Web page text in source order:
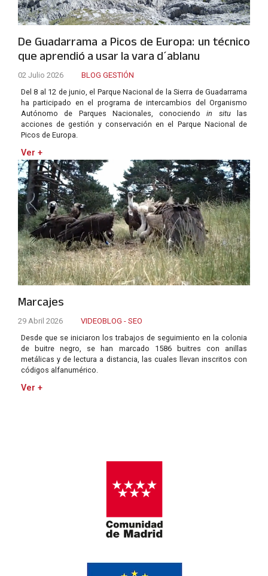
De Guadarrama a Picos de Europa: un técnico
que aprendió a usar la vara d´ablanu
02 Julio 2026
BLOG GESTIÓN
Del 8 al 12 de junio, el Parque Nacional de la Sierra de Guadarrama
ha participado en el programa de intercambios del Organismo
Autónomo de Parques Nacionales, conociendoin situlas
acciones de gestión y conservación en el Parque Nacional de
Picos de Europa.
Ver +
Marcajes
29 Abril 2026
VIDEOBLOG - SEO
Desde que se iniciaron los trabajos de seguimiento en la colonia
de buitre negro, se han marcado 1586 buitres con anillas
metálicas y de lectura a distancia, las cuales llevan inscritos con
códigos alfanumérico.
Ver +